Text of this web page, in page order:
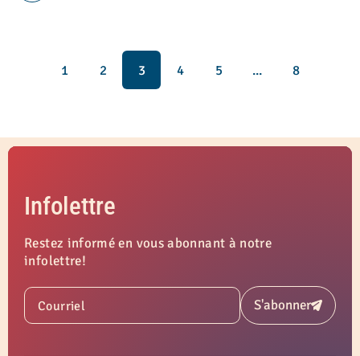
1 2 3 4 5 ... 8
Infolettre
Restez informé en vous abonnant à notre
infolettre!
Courriel S'abonnerSoumettre